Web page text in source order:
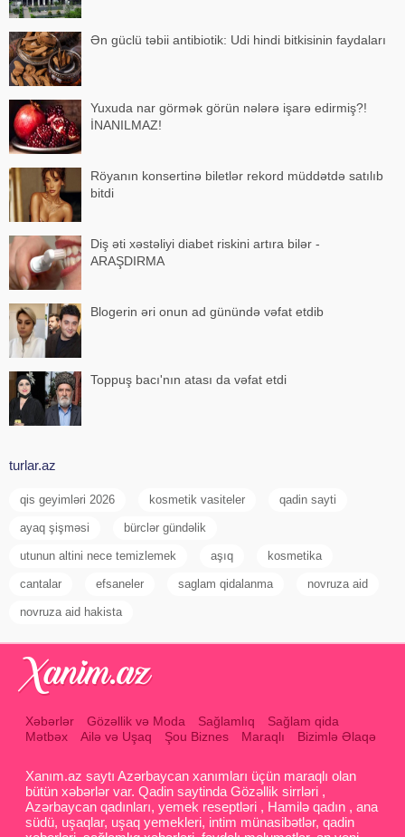
Ən güclü təbii antibiotik: Udi hindi bitkisinin faydaları
Yuxuda nar görmək görün nələrə işarə edirmiş?!
İNANILMAZ!
Röyanın konsertinə biletlər rekord müddətdə satılıb
bitdi
Diş əti xəstəliyi diabet riskini artıra bilər -
ARAŞDIRMA
Blogerin əri onun ad günündə vəfat etdib
Toppuş bacı'nın atası da vəfat etdi
turlar.az
qis geyimləri 2026 kosmetik vasiteler qadin sayti
ayaq şişməsi bürclər gündəlik
utunun altini nece temizlemek aşıq kosmetika
cantalar efsaneler saglam qidalanma novruza aid
novruza aid hakista
Xəbərlər Gözəllik və Moda Sağlamlıq
Sağlam qida
Mətbəx
Ailə və Uşaq Şou Biznes Maraqlı Bizimlə Əlaqə
Xanım.az saytı Azərbaycan xanımları üçün maraqlı olan
bütün xəbərlər var. Qadin saytinda Gözəllik sirrləri ,
Azərbaycan qadınları, yemek reseptləri , Hamilə qadın , ana
südü, uşaqlar, uşaq yemekleri, intim münasibətlər, qadin